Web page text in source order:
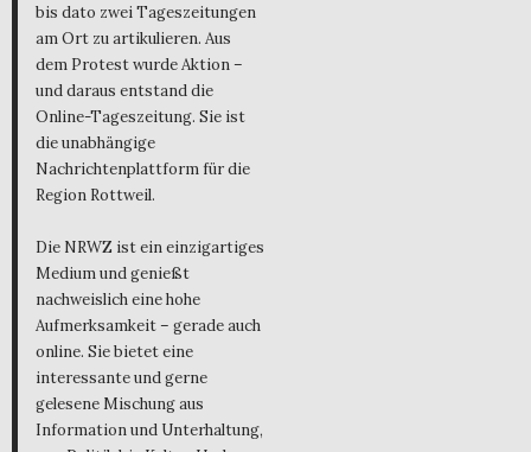
bis dato zwei Tageszeitungen
am Ort zu artikulieren. Aus
dem Protest wurde Aktion –
und daraus entstand die
Online-Tageszeitung. Sie ist
die unabhängige
Nachrichtenplattform für die
Region Rottweil.
Die NRWZ ist ein einzigartiges
Medium und genießt
nachweislich eine hohe
Aufmerksamkeit – gerade auch
online. Sie bietet eine
interessante und gerne
gelesene Mischung aus
Information und Unterhaltung,